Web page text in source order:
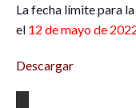
La fecha límite para
el 12 de mayo de
Descargar